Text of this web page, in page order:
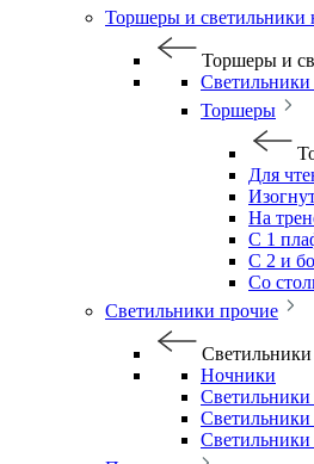
Торшеры и светильники
Торшеры и
Торшеры
Для
На
С 1
С 2 и
Со
Светильники прочие
Ночники
Светильники